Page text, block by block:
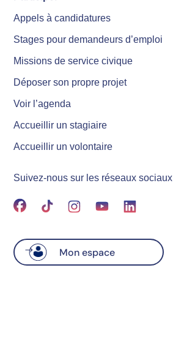
Appels à candidatures
Stages pour demandeurs d’emploi
Missions de service civique
Déposer son propre projet
Voir l’agenda
Accueillir un stagiaire
Accueillir un volontaire
Suivez-nous sur les réseaux sociaux
Mon espace